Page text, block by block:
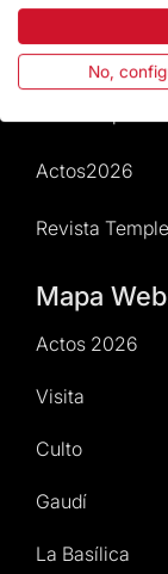
Agenda
Actos2026
Revista
Mapa Web
Actos 2026
Visita
Culto
Gaudí
La Basílica
No,